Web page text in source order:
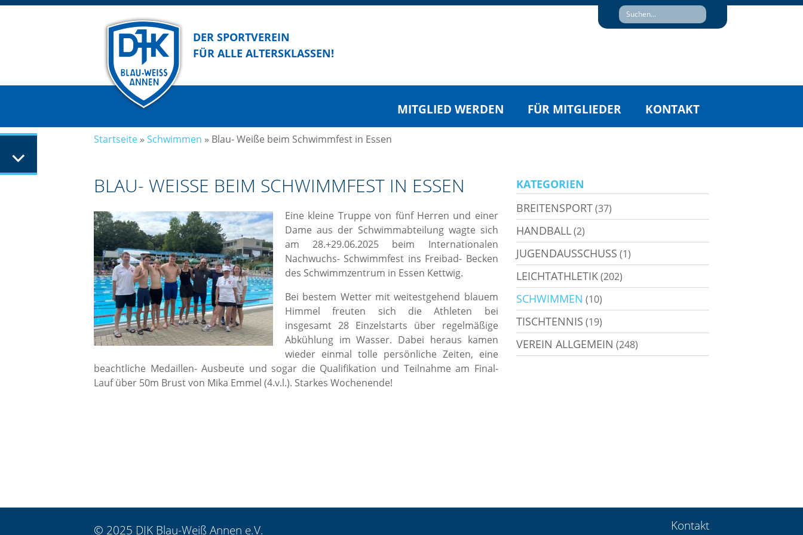
DER SPORTVEREIN
FÜR ALLE ALTERSKLASSEN!
MITGLIED WERDEN FÜR MITGLIEDER KONTAKT
Startseite » Schwimmen » Blau- Weiße beim Schwimmfest in Essen
BLAU- WEISSE BEIM SCHWIMMFEST IN ESSEN
Eine kleine Truppe von fünf Herren und einer
Dame aus der Schwimmabteilung wagte sich
am 28.+29.06.2025 beim Internationalen
Nachwuchs- Schwimmfest ins Freibad- Becken
des Schwimmzentrum in Essen Kettwig.
Bei bestem Wetter mit weitestgehend blauem
Himmel freuten sich die Athleten bei
insgesamt 28 Einzelstarts über regelmäßige
Abkühlung im Wasser. Dabei heraus kamen
wieder einmal tolle persönliche Zeiten, eine
beachtliche Medaillen- Ausbeute und sogar die Qualifikation und Teilnahme am Final-
Lauf über 50m Brust von Mika Emmel (4.v.l.). Starkes Wochenende!
KATEGORIEN
BREITENSPORT(37)
HANDBALL(2)
JUGENDAUSSCHUSS (1)
LEICHTATHLETIK(202)
SCHWIMMEN (10)
TISCHTENNIS (19)
VEREIN ALLGEMEIN (248)
© 2025 DJK Blau-Weiß Annen e.V.
Kontakt